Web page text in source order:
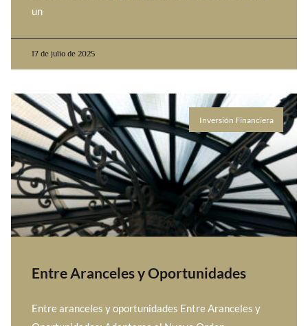
un
17 de julio de 2025
Inversión Financiera
Entre Aranceles y Oportunidades
Entre aranceles y oportunidades Entre Aranceles y